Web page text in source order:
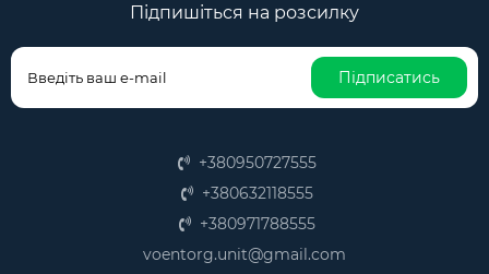
Підпишіться на розсилку
Підписатись
+380950727555
+380632118555
+380971788555
voentorg.unit@gmail.com